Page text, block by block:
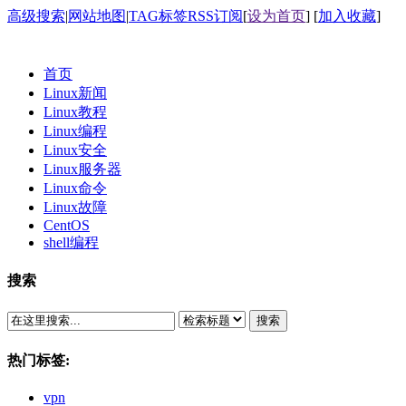
高级搜索|网站地图|TAG标签RSS订阅[设为首页] [加入收藏]
首页
Linux新闻
Linux教程
Linux编程
Linux安全
Linux服务器
Linux命令
Linux故障
CentOS
shell编程
搜索
搜索
热门标签:
vpn